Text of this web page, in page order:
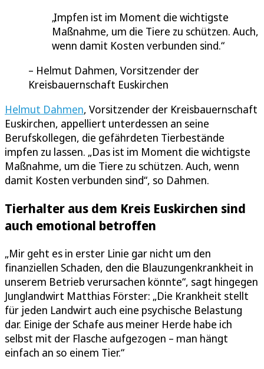
Impfen ist im Moment die wichtigste
Maßnahme, um die Tiere zu schützen. Auch,
wenn damit Kosten verbunden sind.
Helmut Dahmen, Vorsitzender der
Kreisbauernschaft Euskirchen
Helmut Dahmen, Vorsitzender der Kreisbauernschaft
Euskirchen, appelliert unterdessen an seine
Berufskollegen, die gefährdeten Tierbestände
impfen zu lassen. „Das ist im Moment die wichtigste
Maßnahme, um die Tiere zu schützen. Auch, wenn
damit Kosten verbunden sind“, so Dahmen.
Tierhalter aus dem Kreis Euskirchen sind
auch emotional betroffen
„Mir geht es in erster Linie gar nicht um den
finanziellen Schaden, den die Blauzungenkrankheit in
unserem Betrieb verursachen könnte“, sagt hingegen
Junglandwirt Matthias Förster: „Die Krankheit stellt
für jeden Landwirt auch eine psychische Belastung
dar. Einige der Schafe aus meiner Herde habe ich
selbst mit der Flasche aufgezogen – man hängt
einfach an so einem Tier.“